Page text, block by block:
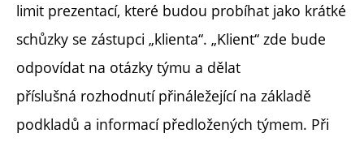
limit prezentací, které budou probíhat jako krátké
schůzky se zástupci „klienta“. „Klient“ zde bude
odpovídat na otázky týmu a dělat
příslušná rozhodnutí přináležející na základě
podkladů a informací předložených týmem. Při